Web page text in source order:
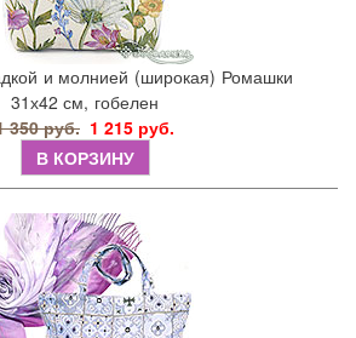
и молнией (широкая) Ромашки
31х42 см, гобелен
350 руб. 1 215 руб.
В КОРЗИНУ